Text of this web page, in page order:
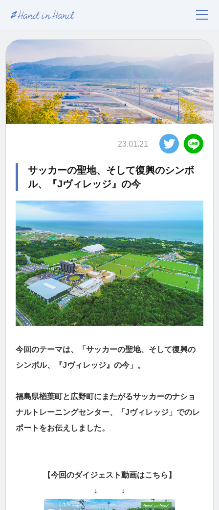
23.01.21
サッカーの聖地、そして復興のシンボ
ル、『Jヴィレッジ』の今
今回のテーマは、「サッカーの聖地、そして復興の
シンボル、『Jヴィレッジ』の今」。
福島県楢葉町と広野町にまたがるサッカーのナショ
ナルトレーニングセンター、「Jヴィレッジ」でのレ
ポートをお伝えしました。
【今回のダイジェスト動画はこちら】
↓ ↓